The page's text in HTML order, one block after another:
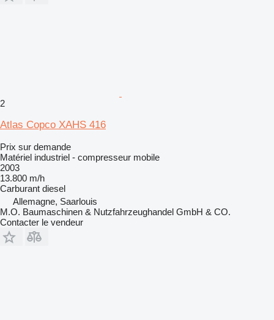
2
Atlas Copco XAHS 416
Prix sur demande
Matériel industriel - compresseur mobile
2003
13.800 m/h
Carburant diesel
Allemagne, Saarlouis
M.O. Baumaschinen & Nutzfahrzeughandel GmbH & CO.
Contacter le vendeur